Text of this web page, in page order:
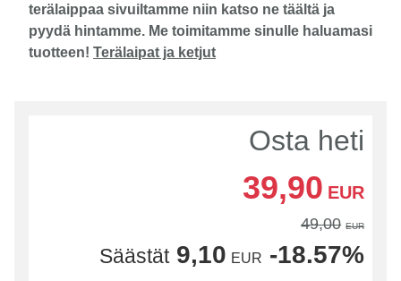
terälaippaa sivuiltamme niin katso ne täältä ja
pyydä hintamme. Me toimitamme sinulle haluamasi
tuotteen! Terälaipat ja ketjut
Osta heti
39,90 EUR
49,00 EUR
Säästät9,10 EUR -18.57%